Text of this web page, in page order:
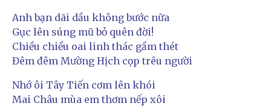
Anh bạn dãi dầu không bước nữa
Gục lên súng mũ bỏ quên đời!
Chiều chiều oai linh thác gầm thét
Đêm đêm Mường Hịch cọp trêu người
Nhớ ôi Tây Tiến cơm lên khói
Mai Châu mùa em thơm nếp xôi